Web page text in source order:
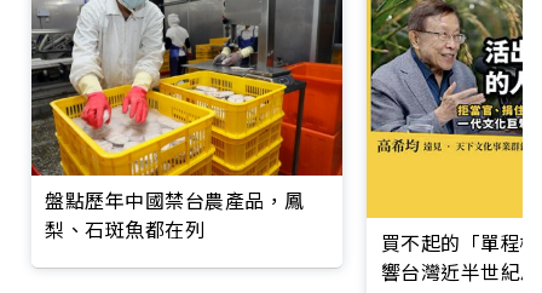
盤點歷年中國禁台農產品，鳳
梨、石斑魚都在列
買不起的「單程
響台灣近半世紀